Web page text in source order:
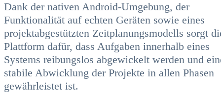
Dank der nativen Android-Umgebung, der
Funktionalität auf echten Geräten sowie eines
projektabgestützten Zeitplanungsmodells sorgt
Plattform dafür, dass Aufgaben innerhalb eines
Systems reibungslos abgewickelt werden und
stabile Abwicklung der Projekte in allen Phasen
gewährleistet ist.